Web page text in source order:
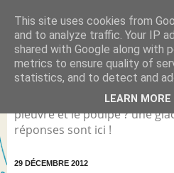
Quelle est la
entre... ?
Différence entre Coca Light et
pieuvre et le poulpe ? une
réponses sont ici !
29 DÉCEMBRE 2012
This site uses cookies from
and to analyze traffic. Your IP
shared with Google along with
metrics to ensure quality of
statistics, and to detect and
LEARN MORE